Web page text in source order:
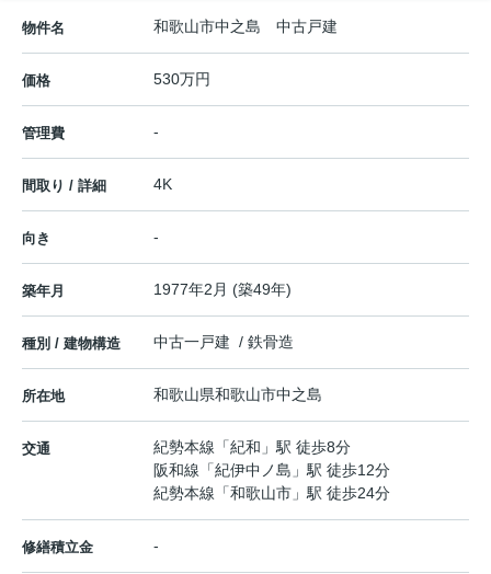
物件名 和歌山市中之島 中古戸建
価格 530万円
管理費 -
間取り / 詳細 4K
向き -
築年月 1977年2月 (築49年)
種別 / 建物構造 中古一戸建 / 鉄骨造
所在地 和歌山県和歌山市中之島
交通 紀勢本線 「紀和 」駅 徒歩8分
阪和線 「紀伊中ノ島 」駅 徒歩12分
紀勢本線 「和歌山市 」駅 徒歩24分
修繕積立金 -